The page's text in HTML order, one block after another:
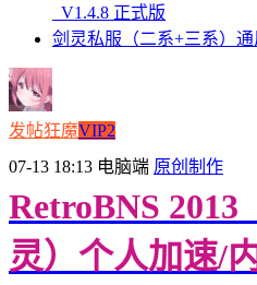
_V1.4.8 正式版
剑灵私服（二系+三系）
发帖狂魔VIP2
07-13 18:13 电脑端 原创制作
RetroBNS 2013
灵）个人加速/